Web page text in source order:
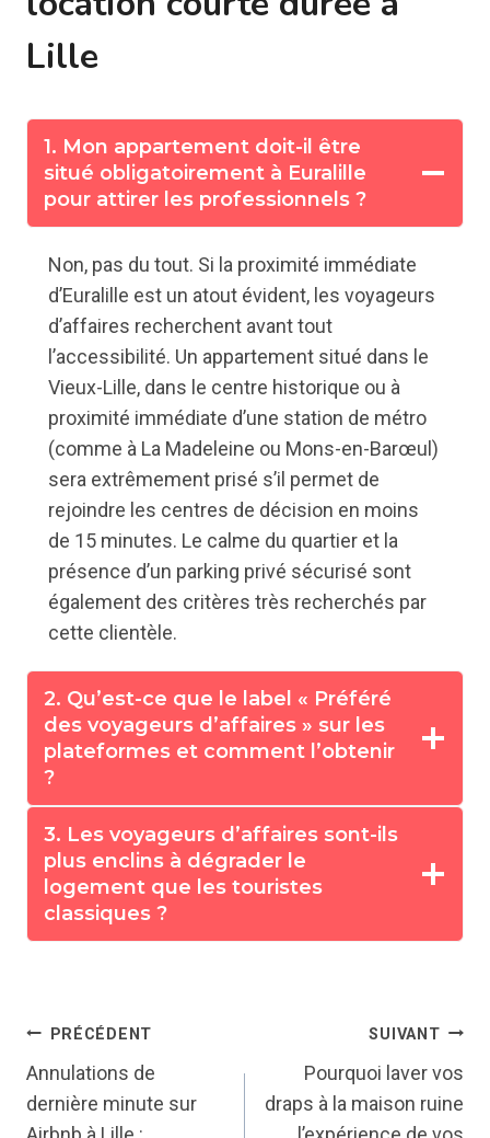
Lille
1. Mon appartement doit-il être
situé obligatoirement à Euralille
pour attirer les professionnels ?
Non, pas du tout. Si la proximité immédiate
d’Euralille est un atout évident, les voyageurs
d’affaires recherchent avant tout
l’accessibilité. Un appartement situé dans le
Vieux-Lille, dans le centre historique ou à
proximité immédiate d’une station de métro
(comme à La Madeleine ou Mons-en-Barœul)
sera extrêmement prisé s’il permet de
rejoindre les centres de décision en moins
de 15 minutes. Le calme du quartier et la
présence d’un parking privé sécurisé sont
également des critères très recherchés par
cette clientèle.
2. Qu’est-ce que le label « Préféré
des voyageurs d’affaires » sur les
plateformes et comment l’obtenir
?
3. Les voyageurs d’affaires sont-ils
plus enclins à dégrader le
logement que les touristes
classiques ?
Navigation
de
PRÉCÉDENT
Annulations de
dernière minute sur
SUIVANT
Pourquoi laver vos
draps à la maison ruine